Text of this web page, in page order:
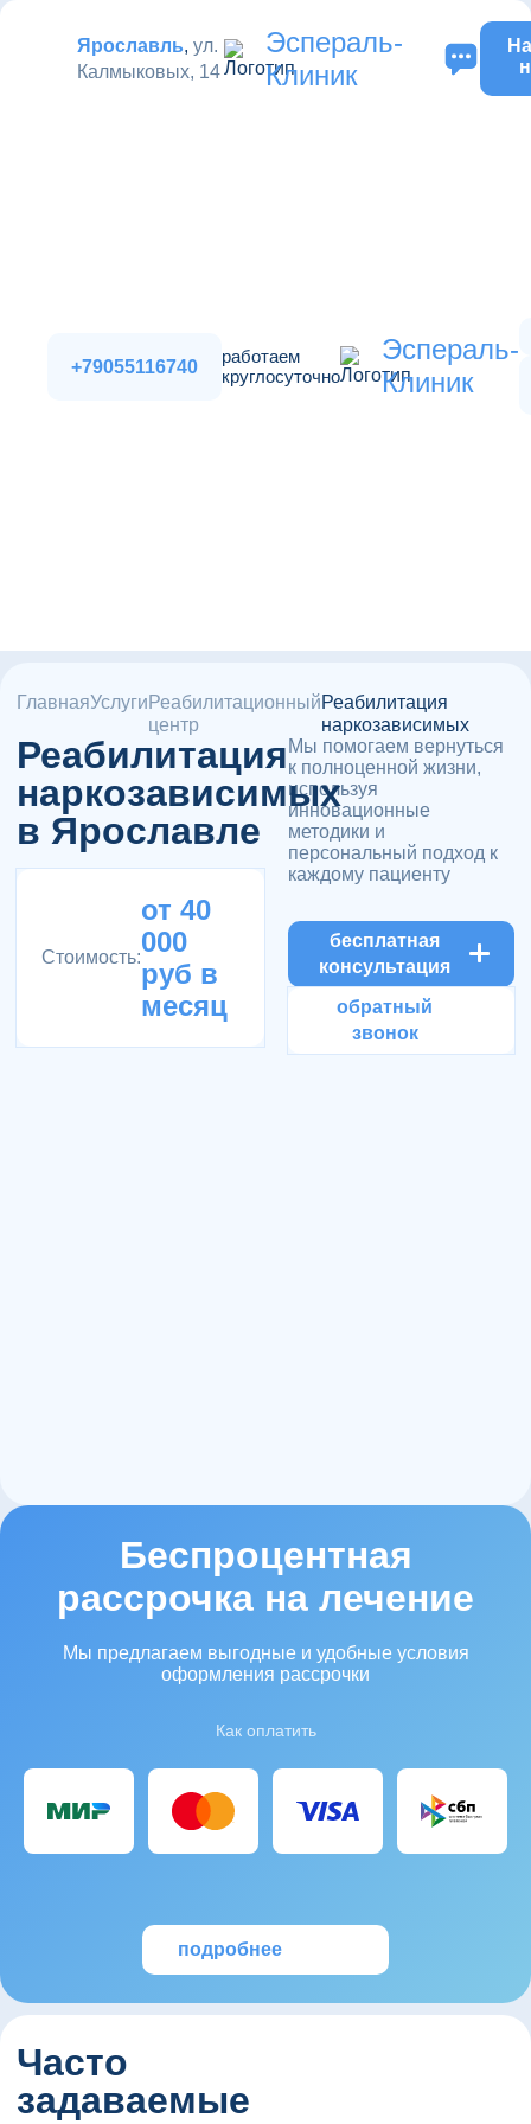
Ярославль,ул.
Калмыковых, 14
Эспераль-
Клиник
+79055116740
работаем
круглосуточно
Эспераль-
Клиник
ГлавнаяУслуги Реабилитационный
центр
Реабилитация
наркозависимых
Реабилитация
наркозависимых
в Ярославле
Стоимость:
от 40
000
руб в
месяц
Мы помогаем вернуться
к полноценной жизни,
используя
инновационные
методики и
персональный подход к
каждому пациенту
бесплатная
консультация
обратный
звонок
Беспроцентная
рассрочка на лечение
Мы предлагаем выгодные и удобные условия
оформления рассрочки
Как оплатить
подробнее
Часто
задаваемые